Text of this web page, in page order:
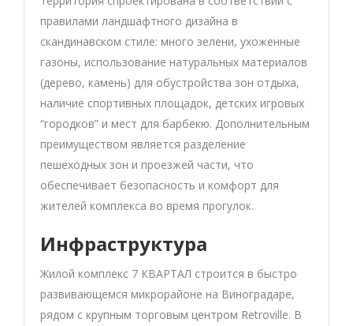
правилами ландшафтного дизайна в
скандинавском стиле: много зелени, ухоженные
газоны, использование натуральных материалов
(дерево, камень) для обустройства зон отдыха,
наличие спортивных площадок, детских игровых
“городков” и мест для барбекю. Дополнительным
преимуществом является разделение
пешеходных зон и проезжей части, что
обеспечивает безопасность и комфорт для
жителей комплекса во время прогулок.
Инфраструктура
Жилой комплекс 7 КВАРТАЛ строится в быстро
развивающемся микрорайоне на Виноградаре,
рядом с крупным торговым центром Retroville. В